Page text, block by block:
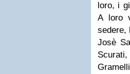
loro, i
A loro
sedere,
Josè